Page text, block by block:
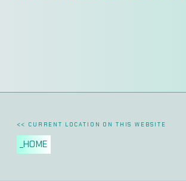
_HOME
<< CURRENT LOCATION ON THIS WEBSITE